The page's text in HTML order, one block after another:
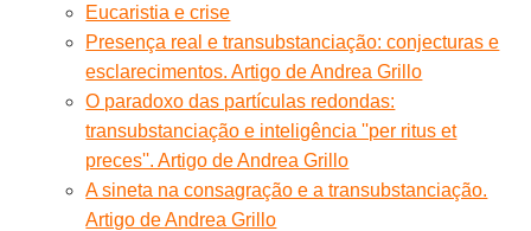
Eucaristia e crise
Presença real e transubstanciação: conjecturas e
esclarecimentos. Artigo de Andrea Grillo
O paradoxo das partículas redondas:
transubstanciação e inteligência ''per ritus et
preces''. Artigo de Andrea Grillo
A sineta na consagração e a transubstanciação.
Artigo de Andrea Grillo